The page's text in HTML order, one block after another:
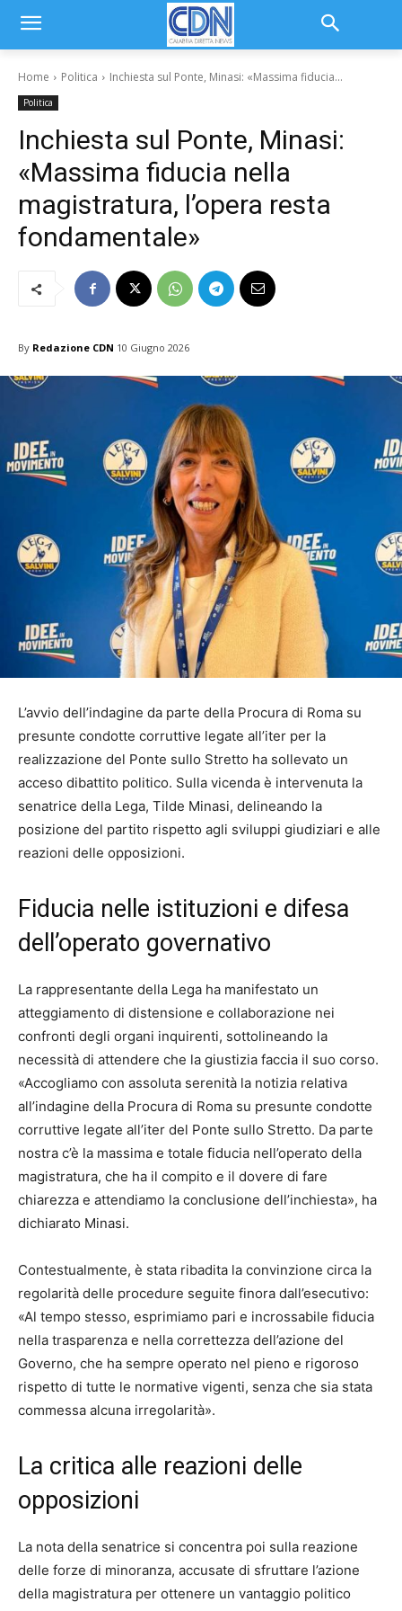
Home Politica Inchiesta sul Ponte, Minasi: «Massima fiducia...
Politica
Inchiesta sul Ponte, Minasi:
«Massima fiducia nella
magistratura, l’opera resta
fondamentale»
By Redazione CDN 10 Giugno 2026
L’avvio dell’indagine da parte della Procura di Roma su
presunte condotte corruttive legate all’iter per la
realizzazione del Ponte sullo Stretto ha sollevato un
acceso dibattito politico. Sulla vicenda è intervenuta la
senatrice della Lega, Tilde Minasi, delineando la
posizione del partito rispetto agli sviluppi giudiziari e alle
reazioni delle opposizioni.
Fiducia nelle istituzioni e difesa
dell’operato governativo
La rappresentante della Lega ha manifestato un
atteggiamento di distensione e collaborazione nei
confronti degli organi inquirenti, sottolineando la
necessità di attendere che la giustizia faccia il suo corso.
«Accogliamo con assoluta serenità la notizia relativa
all’indagine della Procura di Roma su presunte condotte
corruttive legate all’iter del Ponte sullo Stretto. Da parte
nostra c’è la massima e totale fiducia nell’operato della
magistratura, che ha il compito e il dovere di fare
chiarezza e attendiamo la conclusione dell’inchiesta», ha
dichiarato Minasi.
Contestualmente, è stata ribadita la convinzione circa la
regolarità delle procedure seguite finora dall’esecutivo:
«Al tempo stesso, esprimiamo pari e incrossabile fiducia
nella trasparenza e nella correttezza dell’azione del
Governo, che ha sempre operato nel pieno e rigoroso
rispetto di tutte le normative vigenti, senza che sia stata
commessa alcuna irregolarità».
La critica alle reazioni delle
opposizioni
La nota della senatrice si concentra poi sulla reazione
delle forze di minoranza, accusate di sfruttare l’azione
della magistratura per ottenere un vantaggio politico